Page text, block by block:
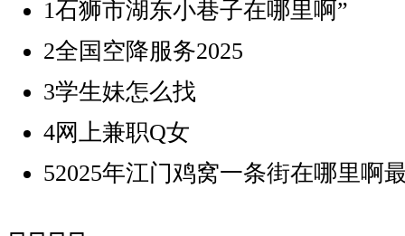
1石狮市湖东小巷子在哪里啊”
2全国空降服务2025
3学生妹怎么找
4网上兼职Q女
52025年江门鸡窝一条街在哪里啊